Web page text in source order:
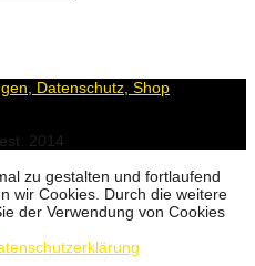
Datenschutz, Shop
2014
zu gestalten und fortlaufend
wir Cookies. Durch die weitere
der Verwendung von Cookies